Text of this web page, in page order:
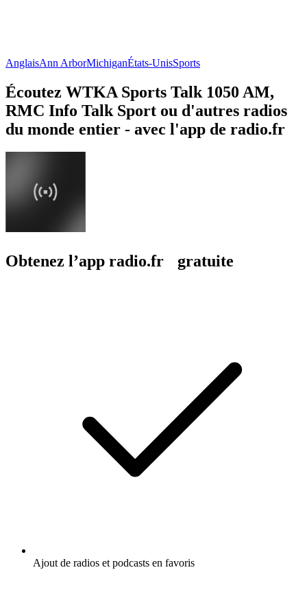
AnglaisAnn ArborMichiganÉtats-UnisSports
Écoutez WTKA Sports Talk 1050 AM,
RMC Info Talk Sport ou d'autres radios
du monde entier - avec l'app de radio.fr
Obtenez l’app radio.fr gratuite
Ajout de radios et podcasts en favoris